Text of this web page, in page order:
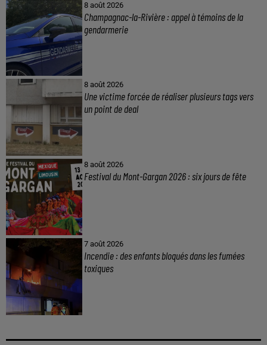
8 août 2026
Champagnac-la-Rivière : appel à témoins de la
gendarmerie
8 août 2026
Une victime forcée de réaliser plusieurs tags vers
un point de deal
8 août 2026
Festival du Mont-Gargan 2026 : six jours de fête
7 août 2026
Incendie : des enfants bloqués dans les fumées
toxiques